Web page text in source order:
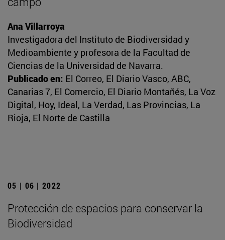
Ana Villarroya
Investigadora del Instituto de Biodiversidad y
Medioambiente y profesora de la Facultad de
Ciencias de la Universidad de Navarra.
Publicado en: El Correo, El Diario Vasco, ABC,
Canarias 7, El Comercio, El Diario Montañés, La Voz
Digital, Hoy, Ideal, La Verdad, Las Provincias, La
Rioja, El Norte de Castilla
05 | 06 | 2022
Protección de espacios para conservar la
Biodiversidad